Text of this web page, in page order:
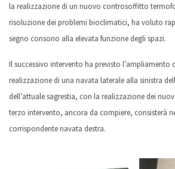
la realizzazione di un nuovo controsoffitto
risoluzione dei problemi bioclimatici, ha voluto
segno consono alla elevata funzione degli spazi.
Il successivo intervento ha previsto l’ampliamento
realizzazione di una navata laterale alla sinistra
dell’attuale sagrestia, con la realizzazione dei
terzo intervento, ancora da compiere, consisterà
corrispondente navata destra.